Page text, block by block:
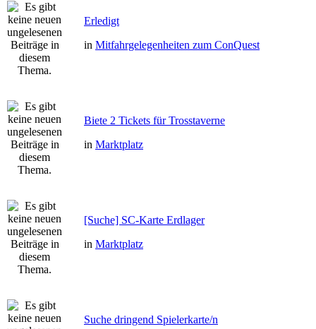
Erledigt
in Mitfahrgelegenheiten zum ConQuest
Biete 2 Tickets für Trosstaverne
in Marktplatz
[Suche] SC-Karte Erdlager
in Marktplatz
Suche dringend Spielerkarte/n